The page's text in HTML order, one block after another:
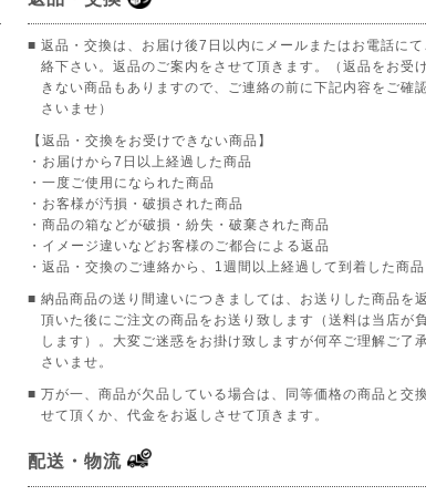
■ 返品・交換は、お届け後7日以内にメールまたはお電話にて
絡下さい。返品のご案内をさせて頂きます。（返品をお受
きない商品もありますので、ご連絡の前に下記内容をご確
さいませ）
【返品・交換をお受けできない商品】
・お届けから7日以上経過した商品
・一度ご使用になられた商品
・お客様が汚損・破損された商品
・商品の箱などが破損・紛失・破棄された商品
・イメージ違いなどお客様のご都合による返品
・返品・交換のご連絡から、1週間以上経過して到着した商品
■ 納品商品の送り間違いにつきましては、お送りした商品を
頂いた後にご注文の商品をお送り致します（送料は当店が
します）。大変ご迷惑をお掛け致しますが何卒ご理解ご了
さいませ。
■ 万が一、商品が欠品している場合は、同等価格の商品と交
せて頂くか、代金をお返しさせて頂きます。
配送・物流